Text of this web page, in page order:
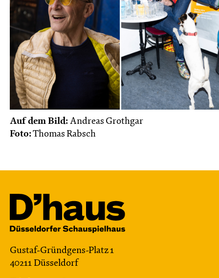
Auf dem Bild: Andreas Grothgar
Foto:Thomas Rabsch
Gustaf-Gründgens-Platz 1
40211 Düsseldorf